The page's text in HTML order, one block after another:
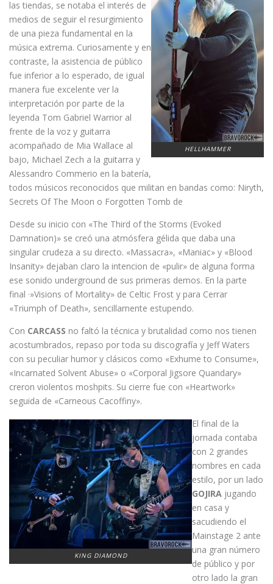
HELLHAMMER
las tiendas, se notaba el interés de
medios de seguir el resurgimiento
de una pieza fundamental en la
música extrema. Curiosamente y en
contraste, la asistencia de público
fue inferior a lo esperado, de igual
manera fue excelente ver la
interpretación por parte de la
leyenda Tom Gabriel Warrior al
frente de la voz y guitarra
acompañado de Mia Wallace al
bajo, Michael Zech a la guitarra y
Alessandro Commerio en la batería,
todos músicos reconocidos que militan en bandas como: Niryth,
Secrets Of The Moon o Forgotten Tomb de
Desde su inicio con «The Third of the Storms (Evoked
Damnation)» se creó una atmósfera gélida que daba una
singular crudeza a su directo. «Massacra», «Maniac» y «Blood
Insanity» dejaban claro la intencion de «pulir» de alguna forma
ese sonido underground de sus primeras demos. En la parte
final ·»Visions of Mortality» de Celtic Frost y para Cerrar
«Triumph of Death», sencillamente estupendo.
Con CARCASS no faltó la técnica y brutalidad como nos tienen
acostumbrados, repaso por toda su discografía y Jeff Waters
con su peculiar humor y clásicos como «Exhume to Consume»,
«Incarnated Solvent Abuse» o «Corporal Jigsore Quandary»
creron violentos moshpits. Su cierre fue con «Heartwork»
seguida de «Carneous Cacoffiny».
KING DIAMOND
El final de la
jornada contaba
con 2 grandes
nombres en cada
estilo, por un lado
GOJIRA jugando
en casa y
sacudiendo el
Mainstage 2 ante
una gran número
de público y por
otro lado la gran